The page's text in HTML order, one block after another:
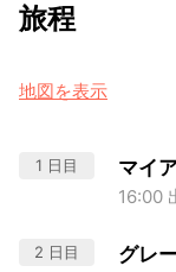
旅程
地図を表示
1 日目 マイ
16:00
2 日目 グレ